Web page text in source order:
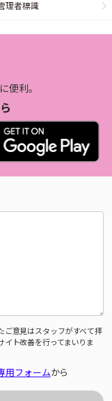
理者標識
便利。
ご意見はスタッフがすべて拝
ト改善を行ってまいりま
用フォームから